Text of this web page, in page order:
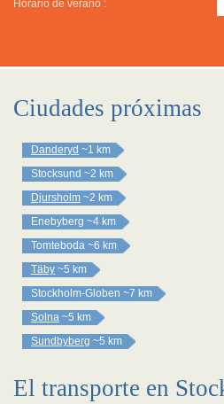
Horario de verano :
Ciudades próximas
Danderyd ~1 km
Stocksund ~2 km
Djursholm ~2 km
Enebyberg ~4 km
Tomteboda ~6 km
Täby ~5 km
Stockholm-Globen ~7 km
Solna ~5 km
Sundbyberg ~5 km
El transporte en